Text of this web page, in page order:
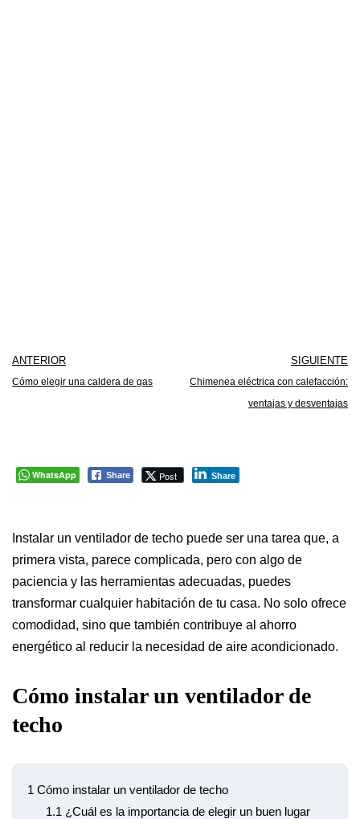
ANTERIOR
Cómo elegir una caldera de gas
SIGUIENTE
Chimenea eléctrica con calefacción:
ventajas y desventajas
WhatsApp Share Post Share
Instalar un ventilador de techo puede ser una tarea que, a
primera vista, parece complicada, pero con algo de
paciencia y las herramientas adecuadas, puedes
transformar cualquier habitación de tu casa. No solo ofrece
comodidad, sino que también contribuye al ahorro
energético al reducir la necesidad de aire acondicionado.
Cómo instalar un ventilador de
techo
1 Cómo instalar un ventilador de techo
1.1 ¿Cuál es la importancia de elegir un buen lugar